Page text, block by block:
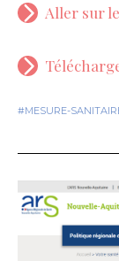
Aller sur
#MESURE-